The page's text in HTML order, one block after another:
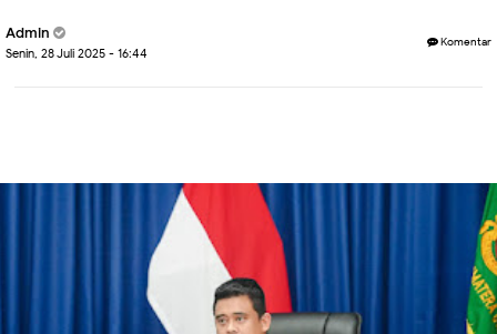
Admin
Senin, 28 Juli 2025 - 16:44
Komentar